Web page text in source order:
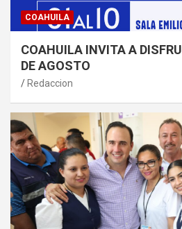
COAHUILA
COAHUILA INVITA A
DE AGOSTO
Redaccion